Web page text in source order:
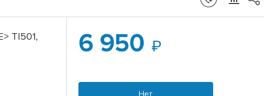
TI501,
6 950